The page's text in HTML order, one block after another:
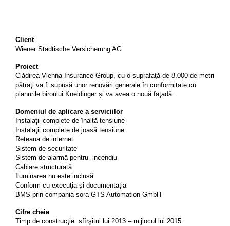
Client
Wiener Städtische Versicherung AG
Proiect
Clădirea Vienna Insurance Group, cu o suprafaţă de 8.000 de metri
pătraţi va fi supusă unor renovări generale în conformitate cu
planurile biroului Kneidinger și va avea o nouă faţadă.
Domeniul de aplicare a serviciilor
Instalaţii complete de înaltă tensiune
Instalaţii complete de joasă tensiune
Rețeaua de internet
Sistem de securitate
Sistem de alarmă pentru incendiu
Cablare structurată
Iluminarea nu este inclusă
Conform cu execuţia și documentația
BMS prin compania sora GTS Automation GmbH
Cifre cheie
Timp de construcţie: sfîrşitul lui 2013 – mijlocul lui 2015